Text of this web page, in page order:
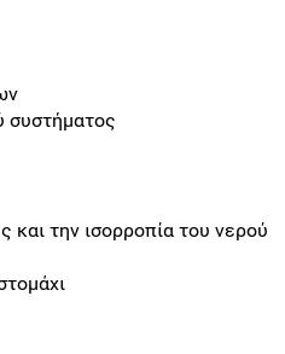
συστήματος
και την ισορροπία του νερού